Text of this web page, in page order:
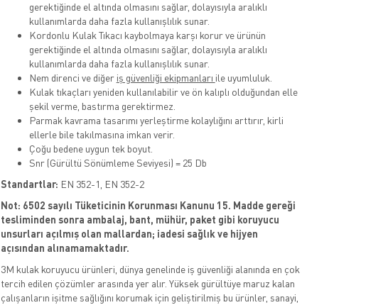
gerektiğinde el altında olmasını sağlar, dolayısıyla aralıklı
kullanımlarda daha fazla kullanışlılık sunar.
Kordonlu Kulak Tıkacı kaybolmaya karşı korur ve ürünün
gerektiğinde el altında olmasını sağlar, dolayısıyla aralıklı
kullanımlarda daha fazla kullanışlılık sunar.
Nem direnci ve diğer iş güvenliği ekipmanları ile uyumluluk.
Kulak tıkaçları yeniden kullanılabilir ve ön kalıplı olduğundan elle
şekil verme, bastırma gerektirmez.
Parmak kavrama tasarımı yerleştirme kolaylığını arttırır, kirli
ellerle bile takılmasına imkan verir.
Çoğu bedene uygun tek boyut.
Snr (Gürültü Sönümleme Seviyesi) = 25 Db
Standartlar: EN 352-1, EN 352-2
Not: 6502 sayılı Tüketicinin Korunması Kanunu 15. Madde gereği
tesliminden sonra ambalaj, bant, mühür, paket gibi koruyucu
unsurları açılmış olan mallardan; iadesi sağlık ve hijyen
açısından alınamamaktadır.
3M kulak koruyucu ürünleri, dünya genelinde iş güvenliği alanında en çok
tercih edilen çözümler arasında yer alır. Yüksek gürültüye maruz kalan
çalışanların işitme sağlığını korumak için geliştirilmiş bu ürünler, sanayi,